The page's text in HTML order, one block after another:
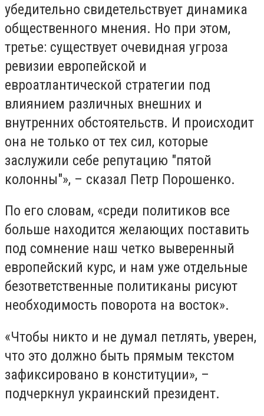
убедительно свидетельствует динамика
общественного мнения. Но при этом,
третье: существует очевидная угроза
ревизии европейской и
евроатлантической стратегии под
влиянием различных внешних и
внутренних обстоятельств. И происходит
она не только от тех сил, которые
заслужили себе репутацию "пятой
колонны"», – сказал Петр Порошенко.
По его словам, «среди политиков все
больше находится желающих поставить
под сомнение наш четко выверенный
европейский курс, и нам уже отдельные
безответственные политиканы рисуют
необходимость поворота на восток».
«Чтобы никто и не думал петлять, уверен,
что это должно быть прямым текстом
зафиксировано в конституции», –
подчеркнул украинский президент.